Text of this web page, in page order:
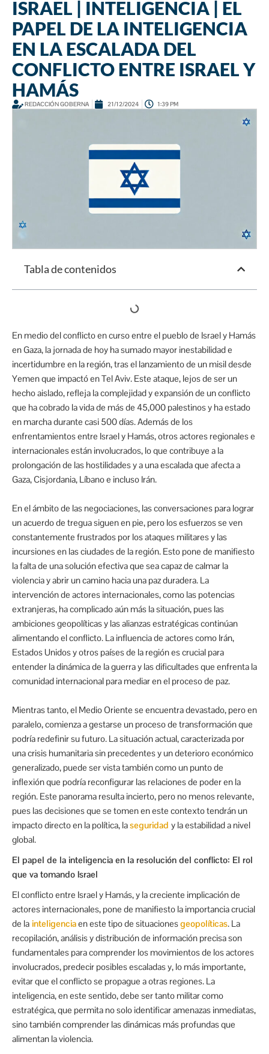
ISRAEL | INTELIGENCIA | EL
PAPEL DE LA INTELIGENCIA
EN LA ESCALADA DEL
CONFLICTO ENTRE ISRAEL Y
HAMÁS
REDACCIÓN GOBERNA 21/12/2024 1:39 PM
Tabla de contenidos
En medio del conflicto en curso entre el pueblo de Israel y Hamás
en Gaza, la jornada de hoy ha sumado mayor inestabilidad e
incertidumbre en la región, tras el lanzamiento de un misil desde
Yemen que impactó en Tel Aviv. Este ataque, lejos de ser un
hecho aislado, refleja la complejidad y expansión de un conflicto
que ha cobrado la vida de más de 45,000 palestinos y ha estado
en marcha durante casi 500 días. Además de los
enfrentamientos entre Israel y Hamás, otros actores regionales e
internacionales están involucrados, lo que contribuye a la
prolongación de las hostilidades y a una escalada que afecta a
Gaza, Cisjordania, Líbano e incluso Irán.
En el ámbito de las negociaciones, las conversaciones para lograr
un acuerdo de tregua siguen en pie, pero los esfuerzos se ven
constantemente frustrados por los ataques militares y las
incursiones en las ciudades de la región. Esto pone de manifiesto
la falta de una solución efectiva que sea capaz de calmar la
violencia y abrir un camino hacia una paz duradera. La
intervención de actores internacionales, como las potencias
extranjeras, ha complicado aún más la situación, pues las
ambiciones geopolíticas y las alianzas estratégicas continúan
alimentando el conflicto. La influencia de actores como Irán,
Estados Unidos y otros países de la región es crucial para
entender la dinámica de la guerra y las dificultades que enfrenta la
comunidad internacional para mediar en el proceso de paz.
Mientras tanto, el Medio Oriente se encuentra devastado, pero en
paralelo, comienza a gestarse un proceso de transformación que
podría redefinir su futuro. La situación actual, caracterizada por
una crisis humanitaria sin precedentes y un deterioro económico
generalizado, puede ser vista también como un punto de
inflexión que podría reconfigurar las relaciones de poder en la
región. Este panorama resulta incierto, pero no menos relevante,
pues las decisiones que se tomen en este contexto tendrán un
impacto directo en la política, laseguridad y la estabilidad a nivel
global.
El papel de la inteligencia en la resolución del conflicto: El rol
que va tomando Israel
El conflicto entre Israel y Hamás, y la creciente implicación de
actores internacionales, pone de manifiesto la importancia crucial
de la inteligenciaen este tipo de situacionesgeopolíticas. La
recopilación, análisis y distribución de información precisa son
fundamentales para comprender los movimientos de los actores
involucrados, predecir posibles escaladas y, lo más importante,
evitar que el conflicto se propague a otras regiones. La
inteligencia, en este sentido, debe ser tanto militar como
estratégica, que permita no solo identificar amenazas inmediatas,
sino también comprender las dinámicas más profundas que
alimentan la violencia.